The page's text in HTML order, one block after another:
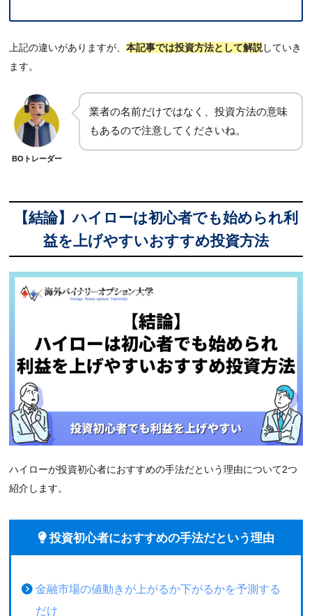
9【まとめ】ハイローはやめた方がいい？
上記の違いがありますが、 本記事では投資方法として解説していき
ます。
BOトレーダー
業者の名前だけではなく、投資方法の意味
もあるので注意してくださいね。
【結論】ハイローは初心者でも始められ利
益を上げやすいおすすめ投資方法
ハイローが投資初心者におすすめの手法だという理由について2つ
紹介します。
投資初心者におすすめの手法だという理由
金融市場の値動きが上がるか下がるかを予測する
だけ